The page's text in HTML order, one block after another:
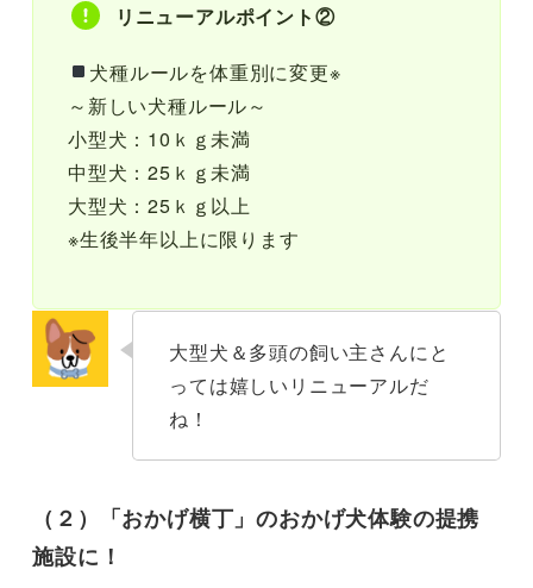
リニューアルポイント②
犬種ルールを体重別に変更※
～新しい犬種ルール～
小型犬：10ｋｇ未満
中型犬：25ｋｇ未満
大型犬：25ｋｇ以上
※生後半年以上に限ります
大型犬＆多頭の飼い主さんにと
っては嬉しいリニューアルだ
ね！
（２）「おかげ横丁」のおかげ犬体験の提携
施設に！